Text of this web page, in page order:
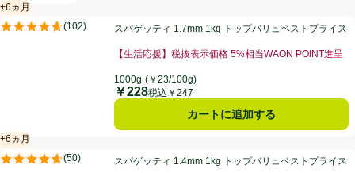
スパゲッティ 1.7mm 1kg トップバリュベストプライス
+6ヵ月
賞味・消費期限保証：6ヵ月
(102)
評価は102件のレビューで5点中4.6点。スパゲッティ 1.7mm 1kg トップバリュベストプライス
【生活応援】税抜表示価格 5%相当WAON POINT進呈
1000g (￥23/100g)
価格
￥228税込￥247
カートに追加する
スパゲッティ 1.4mm 1kg トップバリュベストプライス
+6ヵ月
賞味・消費期限保証：6ヵ月
(50)
評価は50件のレビューで5点中4.6点。スパゲッティ 1.4mm 1kg トップバリュベストプライス